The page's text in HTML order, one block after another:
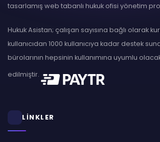
tasarlamış web tabanlı hukuk ofisi yönetim
Hukuk Asistan; çalışan sayısına bağlı olarak
kullanıcıdan 1000 kullanıcıya kadar destek
bürolarının hepsinin kullanımına uyumlu
edilmiştir.
LİNKLER